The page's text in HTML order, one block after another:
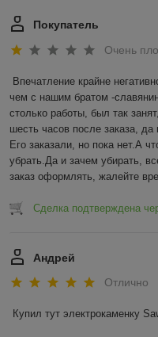
Покупатель
Очень
Впечатление крайне
чем с нашим братом -
столько работы, был так
шесть часов после заказа,
Его заказали, но пока нет.А
убрать.Да и зачем убирать,
заказ оформлять, жалейте
Сделка подтверждена
Андрей
Отлично
Купил тут электрокаменку